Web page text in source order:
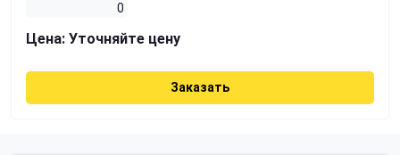
0
Цена: Уточняйте цену
Заказать